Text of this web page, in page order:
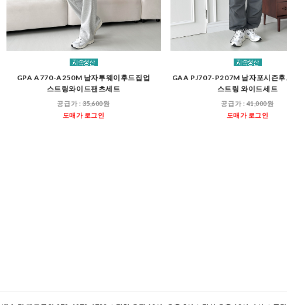
GPA A770-A250M 남자투웨이후드집업
스트링와이드팬츠세트
공급가 :35,600원
도매가 로그인
GAA PJ707-P207M 남자포시즌후
스트링 와이드세트
공급가 :41,000원
도매가 로그인